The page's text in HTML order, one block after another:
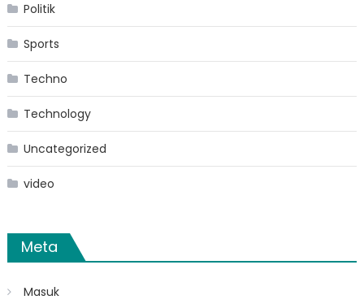
Politik
Sports
Techno
Technology
Uncategorized
video
Meta
Masuk